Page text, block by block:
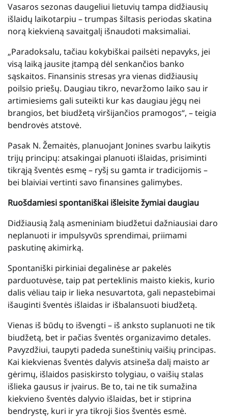
Vasaros sezonas daugeliui lietuvių tampa didžiausių
išlaidų laikotarpiu – trumpas šiltasis periodas skatina
norą kiekvieną savaitgalį išnaudoti maksimaliai.
„Paradoksalu, tačiau kokybiškai pailsėti nepavyks, jei
visą laiką jausite įtampą dėl senkančios banko
sąskaitos. Finansinis stresas yra vienas didžiausių
poilsio priešų. Daugiau tikro, nevaržomo laiko sau ir
artimiesiems gali suteikti kur kas daugiau jėgų nei
brangios, bet biudžetą viršijančios pramogos“, – teigia
bendrovės atstovė.
Pasak N. Žemaitės, planuojant Jonines svarbu laikytis
trijų principų: atsakingai planuoti išlaidas, prisiminti
tikrąją šventės esmę – ryšį su gamta ir tradicijomis –
bei blaiviai vertinti savo finansines galimybes.
Ruošdamiesi spontaniškai išleisite žymiai daugiau
Didžiausią žalą asmeniniam biudžetui dažniausiai daro
neplanuoti ir impulsyvūs sprendimai, priimami
paskutinę akimirką.
Spontaniški pirkiniai degalinėse ar pakelės
parduotuvėse, taip pat perteklinis maisto kiekis, kurio
dalis vėliau taip ir lieka nesuvartota, gali nepastebimai
išauginti šventės išlaidas ir išbalansuoti biudžetą.
Vienas iš būdų to išvengti – iš anksto suplanuoti ne tik
biudžetą, bet ir pačias šventės organizavimo detales.
Pavyzdžiui, taupyti padeda suneštinių vaišių principas.
Kai kiekvienas šventės dalyvis atsineša dalį maisto ar
gėrimų, išlaidos pasiskirsto tolygiau, o vaišių stalas
išlieka gausus ir įvairus. Be to, tai ne tik sumažina
kiekvieno šventės dalyvio išlaidas, bet ir stiprina
bendrystę, kuri ir yra tikroji šios šventės esmė.